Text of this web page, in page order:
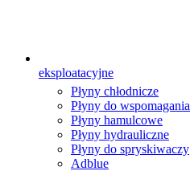
eksploatacyjne
Płyny chłodnicze
Płyny do wspomagania
Płyny hamulcowe
Płyny hydrauliczne
Płyny do spryskiwaczy
Adblue